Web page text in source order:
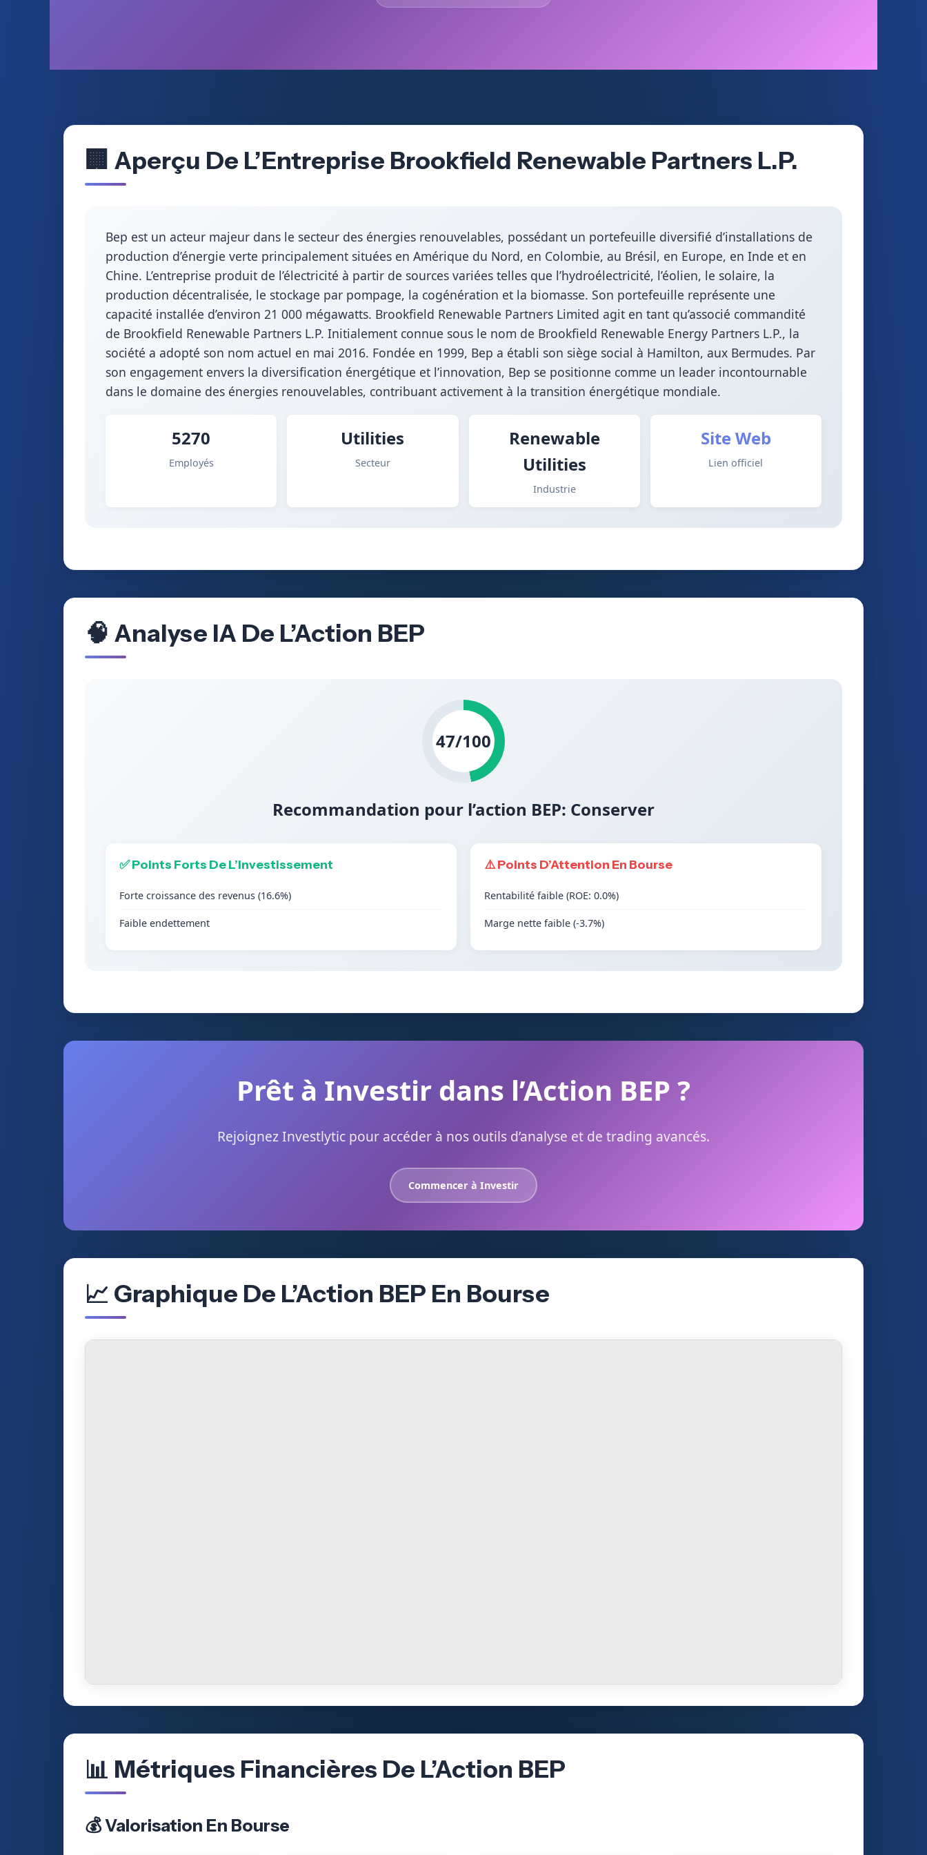
🏢 Aperçu De L’Entreprise Brookfield Renewable Partners L.P.
Bep est un acteur majeur dans le secteur des énergies renouvelables, possédant un portefeuille diversifié d’installations de
production d’énergie verte principalement situées en Amérique du Nord, en Colombie, au Brésil, en Europe, en Inde et en
Chine. L’entreprise produit de l’électricité à partir de sources variées telles que l’hydroélectricité, l’éolien, le solaire, la
production décentralisée, le stockage par pompage, la cogénération et la biomasse. Son portefeuille représente une
capacité installée d’environ 21 000 mégawatts. Brookfield Renewable Partners Limited agit en tant qu’associé commandité
de Brookfield Renewable Partners L.P. Initialement connue sous le nom de Brookfield Renewable Energy Partners L.P., la
société a adopté son nom actuel en mai 2016. Fondée en 1999, Bep a établi son siège social à Hamilton, aux Bermudes. Par
son engagement envers la diversification énergétique et l’innovation, Bep se positionne comme un leader incontournable
dans le domaine des énergies renouvelables, contribuant activement à la transition énergétique mondiale.
5270
Employés
Utilities
Secteur
Renewable
Utilities
Industrie
Site Web
Lien officiel
🧠 Analyse IA De L’Action BEP
47/100
Recommandation pour l’action BEP: Conserver
✅ Points Forts De L’Investissement
Forte croissance des revenus (16.6%)
Faible endettement
⚠️ Points D’Attention En Bourse
Rentabilité faible (ROE: 0.0%)
Marge nette faible (-3.7%)
Prêt à Investir dans l’Action BEP ?
Rejoignez Investlytic pour accéder à nos outils d’analyse et de trading avancés.
Commencer à Investir
📈 Graphique De L’Action BEP En Bourse
📊 Métriques Financières De L’Action BEP
💰 Valorisation En Bourse